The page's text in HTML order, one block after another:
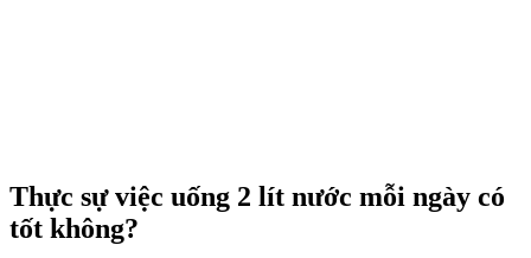
Thực sự việc uống 2 lít nước mỗi ngày có
tốt không?